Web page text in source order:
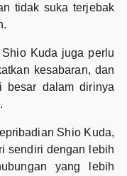
tidak suka terjebak
Kuda juga perlu
kesabaran, dan
besar dalam dirinya
Shio Kuda,
sendiri dengan lebih
yang lebih